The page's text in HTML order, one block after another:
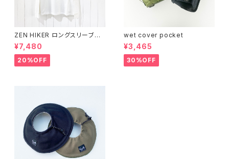
ZEN HIKER ロングスリーブシ
ャツ
¥7,480
20%OFF
wet cover pocket
¥3,465
30%OFF